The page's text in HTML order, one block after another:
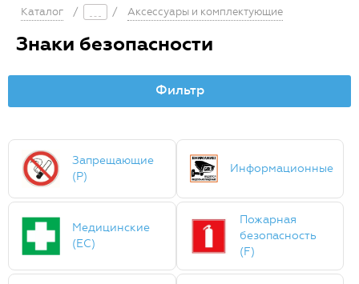
Каталог / / Аксессуары и комплектующие
Знаки безопасности
Фильтр
Запрещающие
(P)
Информационные
Медицинские
(ЕС)
Пожарная
безопасность
(F)